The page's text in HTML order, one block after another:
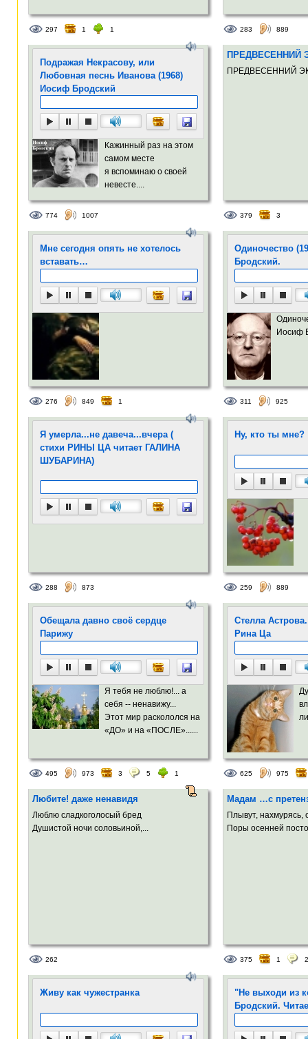
297 1 1 283 889
Подражая Некрасову, или
Любовная песнь Иванова (1968)
Иосиф Бродский
Кажинный раз на этом
самом месте
я вспоминаю о своей
невесте....
774 1007
ПРЕДВЕСЕННИЙ
ПРЕДВЕСЕННИЙ
379 3
Мне сегодня опять не хотелось
вставать…
276 849 1
Одиночество
Бродский.
Иосиф
311 925
Я умерла...не давеча...вчера (
стихи РИНЫ ЦА читает ГАЛИНА
ШУБАРИНА)
288 873
Ну, кто ты мне?
259 889
Обещала давно своё сердце
Парижу
Я тебя не люблю!... а
себя -- ненавижу...
Этот мир раскололся на
«ДО» и на «ПОСЛЕ»......
495 973 3 5 1
Стелла
Рина Ца
625 975
Любите! даже ненавидя
Люблю сладкоголосый бред
Душистой ночи соловьиной,...
262
Мадам …с
Плывут, нахмурясь,
Поры осенней
375 1 2
Живу как чужестранка
"Не выходи из
Бродский.